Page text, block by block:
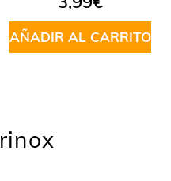
en5.00de
5
AÑADIR AL CARRITO